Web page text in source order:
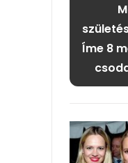
Íme 8